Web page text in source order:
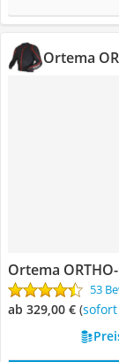
Ortema
Ortema
53
ab 329,00 € (